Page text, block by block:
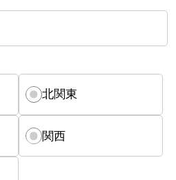
北関東
関西